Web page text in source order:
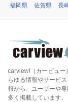
福岡県
佐賀県 長
carview!（カービュー
らゆる情報やサービ
報から、ユーザーや
多く掲載しています。